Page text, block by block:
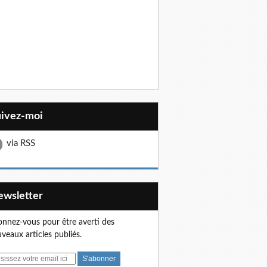
moi
via RSS
vous pour être averti des
articles publiés.